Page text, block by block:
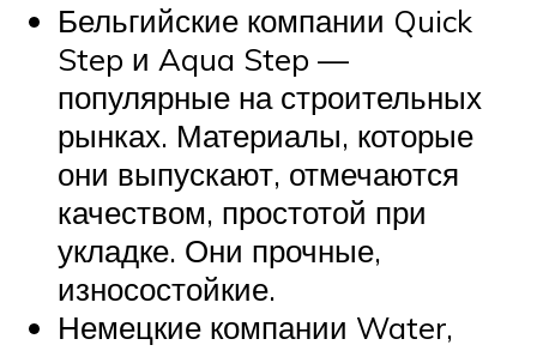
Бельгийские компании Quick
Step и Aqua Step —
популярные на строительных
рынках. Материалы, которые
они выпускают, отмечаются
качеством, простотой при
укладке. Они прочные,
износостойкие.
Немецкие компании Water,